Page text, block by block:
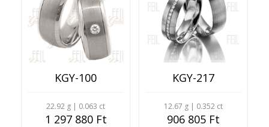
KGY-100
22.92 g | 0.063 ct
1 297 880 Ft
KGY-217
12.67 g | 0.352 ct
906 805 Ft